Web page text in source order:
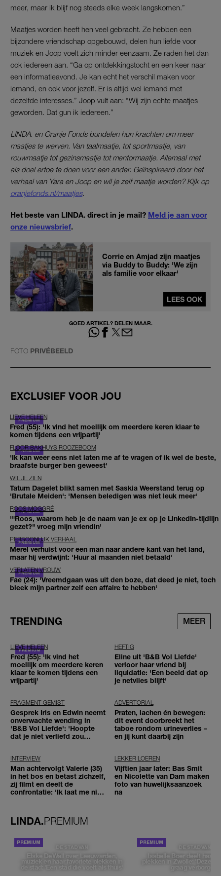
meer, maar ik blijf nog steeds elke week langskomen.”
Maatjes worden heeft hen veel gebracht. Ze hebben een
bijzondere vriendschap opgebouwd, delen hun liefde voor
muziek en Joop voelt zich minder eenzaam. Ze raden het dan
ook iedereen aan. “Ga op ontdekkingstocht en een keer naar
een informatieavond. Je kan echt het verschil maken voor
iemand, en ook voor jezelf. Er is altijd wel iemand met
dezelfde interesses.” Joop vult aan: “Wij zijn echte maatjes
geworden. Dat gun ik iedereen.”
LINDA. en Oranje Fonds bundelen hun krachten om meer
maatjes te werven. Van taalmaatje, tot sportmaatje, van
rouwmaatje tot gezinsmaatje tot mentormaatje. Allemaal met
als doel ertoe te doen voor een ander. Geïnspireerd door het
verhaal van Yara en Joop en wil je zelf maatje worden? Kijk op
oranjefonds.nl/maatjes.
Het beste van LINDA. direct in je mail? Meld je aan voor
onze nieuwsbrief.
Corrie en Amjad zijn maatjes
via Buddy to Buddy: 'We zijn
als familie voor elkaar'
LEES OOK
GOED ARTIKEL? DELEN MAAR.
FOTO PRIVÉBEELD
EXCLUSIEF VOOR JOU
LIEVE HELEEN
Fred (55): 'Ik vind het moeilijk om meerdere keren klaar te
komen tijdens een vrijpartij'
FLOOR BAKHUYS ROOZEBOOM
'Ik kan weer eens niet laten me af te vragen of ik wel de beste,
braafste burger ben geweest'
WIL JE ZIEN
Tatum Dagelet blikt samen met Saskia Weerstand terug op
'Brutale Meiden': 'Mensen beledigen was niet leuk meer'
ROOS MOGGRÉ
'"Roos, waarom heb je de naam van je ex op je LinkedIn-tijdlijn
gezet?" vroeg mijn vriendin'
PERSOONLIJK VERHAAL
Merel verhuist voor een man naar andere kant van het land,
maar hij verdwijnt: 'Huur al maanden niet betaald'
VERLATEN VROUW
Fae (24): 'Vreemdgaan was uit den boze, dat deed je niet, toch
bleek mijn partner zelf een affaire te hebben'
TRENDING MEER
LIEVE HELEEN
Fred (55): 'Ik vind het
moeilijk om meerdere keren
klaar te komen tijdens een
vrijpartij'
HEFTIG
Eline uit 'B&B Vol Liefde'
verloor haar vriend bij
liquidatie: 'Een beeld dat op
je netvlies blijft'
FRAGMENT GEMIST
Gesprek Iris en Edwin neemt
onverwachte wending in
'B&B Vol Liefde': 'Hoopte
dat je niet verliefd zou
ADVERTORIAL
Praten, lachen én bewegen:
dit event doorbreekt het
taboe rondom urineverlies –
en jij kunt daarbij zijn
INTERVIEW
Man achtervolgt Valerie (35)
in het bos en betast zichzelf,
zij filmt en deelt de
confrontatie: 'Ik laat me niet
LEKKER LOEREN
Vijftien jaar later: Bas Smit
en Nicolette van Dam maken
foto van huwelijksaanzoek
na
LINDA.PREMIUM
DE STAD VAN
Elske DeWall over Leeuwarden,
muziek en haar favoriete plekken in
de stad: 'Een stad die voelt als thuis'
DE STAD VAN
Isabelle Boer deelt haar
plekken in Zwolle: 'Deze
graag verborgen'